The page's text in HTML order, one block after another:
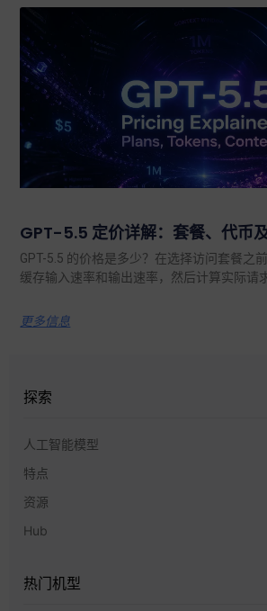
GPT-5.5 定价详解：套餐、代币
GPT-5.5 的价格是多少？在选择访问套餐之
缓存输入速率和输出速率，然后计算实际请
更多信息
探索
人工智能模型
特点
资源
Hub
热门机型